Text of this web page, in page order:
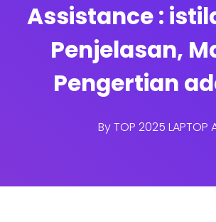
Assistance :
Penjelasan,
Pengertian
ByTOP 2025 LAPTOP